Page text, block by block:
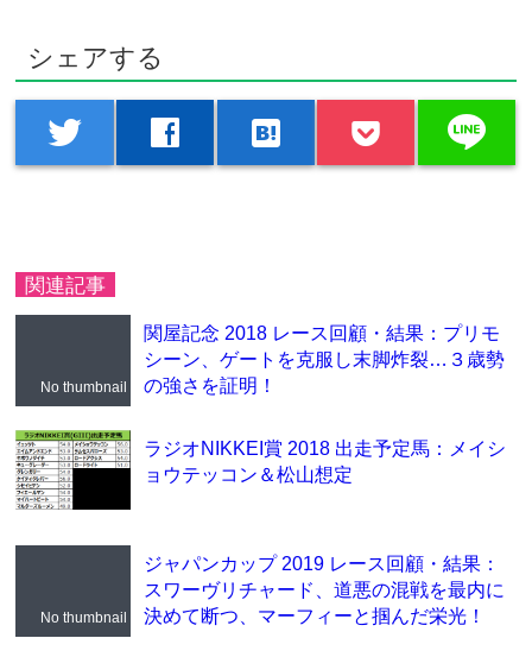
シェアする
twitter facebook hatenabookmark line
関連記事
No thumbnail
関屋記念 2018 レース回顧・結果：プリモ
シーン、ゲートを克服し末脚炸裂…３歳勢
の強さを証明！
ラジオNIKKEI賞 2018 出走予定馬：メイシ
ョウテッコン＆松山想定
No thumbnail
ジャパンカップ 2019 レース回顧・結果：
スワーヴリチャード、道悪の混戦を最内に
決めて断つ、マーフィーと掴んだ栄光！